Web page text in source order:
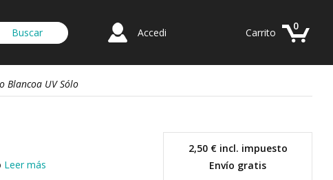
Accedi
0
Carrito
Blancoa UV Sólo
2,50 €incl. impuesto
Envío gratis
Leer más